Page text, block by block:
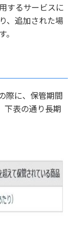
するサービスに
、追加された場
際に、保管期間
下表の通り長期